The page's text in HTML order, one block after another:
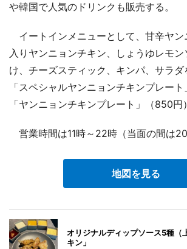
や韓国で人気のドリンクも販売する。
イートインメニューとして、甘辛ヤン
入りヤンニョンチキン、しょうゆレモ
け、チーズスティック、キンパ、サラダ
「スペシャルヤンニョンチキンプレー
「ヤンニョンチキンプレート」（850円
営業時間は11時～22時（当面の間は20
地図を見る
オリジナルディップソース5種（
キン」